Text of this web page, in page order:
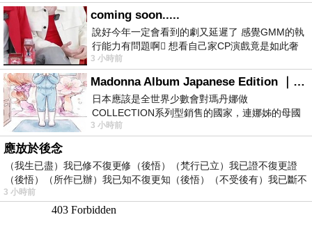
coming soon.....
說好今年一定會看到的劇又延遲了 感覺GMM的執
行能力有問題啊🫩 想看自己家CP演戲竟是如此奢
侈的事 GMM你說看看啊😑 先把劇放
3 小時前
Madonna Album Japanese Edition ｜瑪丹娜專輯們2026年日本版重發系列
日本應該是全世界少數會對瑪丹娜做
COLLECTION系列型銷售的國家，連娜姊的母國
美國都沒對她這樣過，這全拜在他們到現在唱片
3 小時前
應放於後念
（我生已盡）我已修不復更修（後悟）（梵行已立）我已證不復更證
（後悟）（所作已辦）我已知不復更知（後悟）（不受後有）我已斷不
復
3 小時前